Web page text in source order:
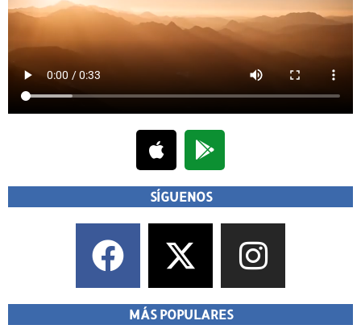
SÍGUENOS
MÁS POPULARES